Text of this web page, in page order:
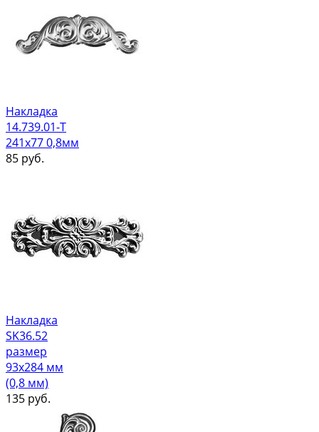
Накладка
14.739.01-Т
241х77 0,8мм
85 руб.
Накладка
SK36.52
размер
93х284 мм
(0,8 мм)
135 руб.